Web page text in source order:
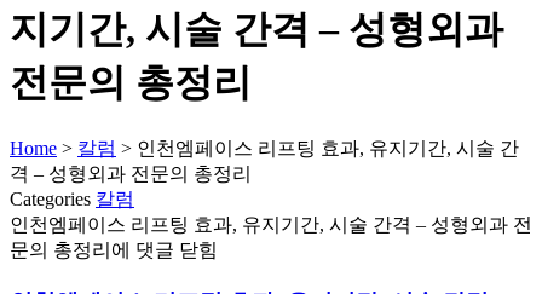
지기간, 시술 간격 – 성형외과
전문의 총정리
Home > 칼럼 > 인천엠페이스 리프팅 효과, 유지기간, 시술 간
격 – 성형외과 전문의 총정리
Categories 칼럼
인천엠페이스 리프팅 효과, 유지기간, 시술 간격 – 성형외과 전
문의 총정리 에 댓글 닫힘